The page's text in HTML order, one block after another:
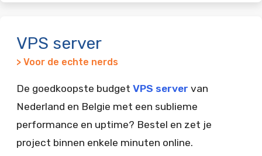
VPS server
> Voor de echte nerds
De goedkoopste budget VPS server van
Nederland en Belgie met een sublieme
performance en uptime? Bestel en zet je
project binnen enkele minuten online.